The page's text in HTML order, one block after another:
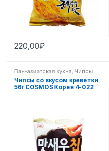
220,00₽
Пан-азиатская кухня, Чипсы
Чипсы со вкусом креветки
56г COSMOS Корея 4-022